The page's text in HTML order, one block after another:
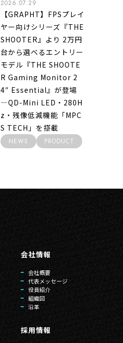
2026.07.29
【GRAPHT】FPSプレイ
ヤー向けシリーズ『THE
SHOOTER』より 2万円
台から選べるエントリー
モデル『THE SHOOTE
R Gaming Monitor 2
4″ Essential』が登場
―QD-Mini LED・280H
z・残像低減機能「MPC
S TECH」を搭載
NEWS PRODUCT
会社情報
会社概要
代表メッセージ
役員紹介
組織図
沿革
採用情報